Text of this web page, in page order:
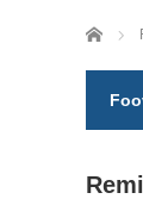
ホーム